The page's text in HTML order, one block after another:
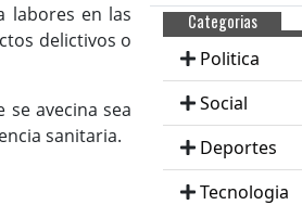
labores en las
delictivos o
avecina sea
sanitaria.
Categorias
Politica
Social
Deportes
Tecnologia